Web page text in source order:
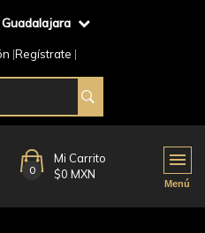
Guadalajara
Regístrate
0
Mi Carrito
$0 MXN